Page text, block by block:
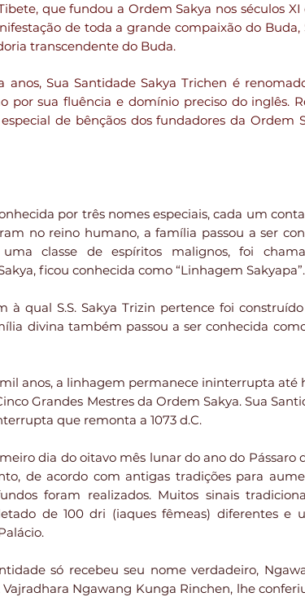
que fundou a Ordem Sakya nos séculos XI
de toda a grande compaixão do Buda,
transcendente do Buda.
Sua Santidade Sakya Trichen é
por sua fluência e domínio preciso do inglês.
de bênçãos dos fundadores da Ordem
por três nomes especiais, cada um
no reino humano, a família passou a ser
classe de espíritos malignos, foi
ficou conhecida como “Linhagem Sakyapa”.
qual S.S. Sakya Trizin pertence foi
divina também passou a ser conhecida
anos, a linhagem permanece ininterrupta até
Grandes Mestres da Ordem Sakya. Sua
que remonta a 1073 d.C.
dia do oitavo mês lunar do ano do Pássaro
de acordo com antigas tradições para
foram realizados. Muitos sinais
de 100 dri (iaques fêmeas) diferentes e
só recebeu seu nome verdadeiro,
Ngawang Kunga Rinchen, lhe